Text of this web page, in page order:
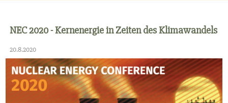
NEC 2020 - Kernenergie in Zeiten des Klimawandels
20.8.2020